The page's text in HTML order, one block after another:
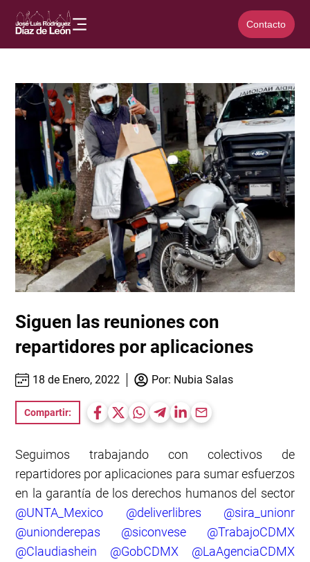
Contacto
Siguen las reuniones con
repartidores por aplicaciones
18 de Enero, 2022 Por: Nubia Salas
Compartir:
Seguimos trabajando con colectivos de
repartidores por aplicaciones para sumar esfuerzos
en la garantía de los derechos humanos del sector
@UNTA_Mexico
@deliverlibres
@sira_unionr
@unionderepas
@siconvese
@TrabajoCDMX
@Claudiashein
@GobCDMX
@LaAgenciaCDMX